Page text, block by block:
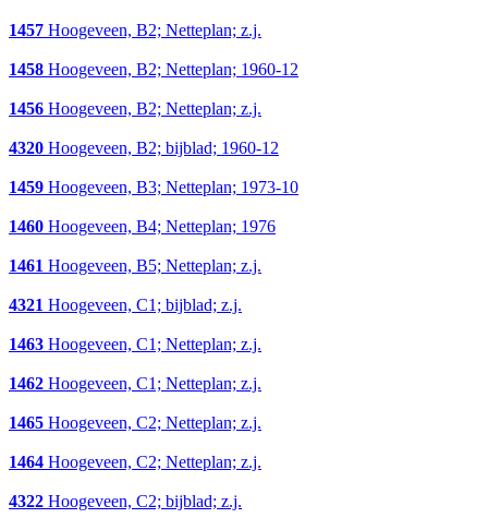
1457 Hoogeveen, B2; Netteplan; z.j.
1458 Hoogeveen, B2; Netteplan; 1960-12
1456 Hoogeveen, B2; Netteplan; z.j.
4320 Hoogeveen, B2; bijblad; 1960-12
1459 Hoogeveen, B3; Netteplan; 1973-10
1460 Hoogeveen, B4; Netteplan; 1976
1461 Hoogeveen, B5; Netteplan; z.j.
4321 Hoogeveen, C1; bijblad; z.j.
1463 Hoogeveen, C1; Netteplan; z.j.
1462 Hoogeveen, C1; Netteplan; z.j.
1465 Hoogeveen, C2; Netteplan; z.j.
1464 Hoogeveen, C2; Netteplan; z.j.
4322 Hoogeveen, C2; bijblad; z.j.